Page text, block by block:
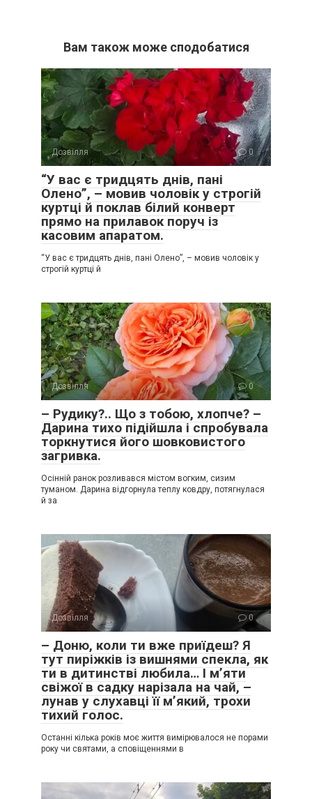
Вам також може сподобатися
Дозвілля 0
“У вас є тридцять днів, пані
Олено”, – мовив чоловік у строгій
куртці й поклав білий конверт
прямо на прилавок поруч із
касовим апаратом.
“У вас є тридцять днів, пані Олено”, – мовив чоловік у
строгій куртці й
Дозвілля 0
– Рудику?.. Що з тобою, хлопче? –
Дарина тихо підійшла і спробувала
торкнутися його шовковистого
загривка.
Осінній ранок розливався містом вогким, сизим
туманом. Дарина відгорнула теплу ковдру, потягнулася
й за
Дозвілля 0
– Доню, коли ти вже приїдеш? Я
тут пиріжків із вишнями спекла, як
ти в дитинстві любила… І м’яти
свіжої в садку нарізала на чай, –
лунав у слухавці її м’який, трохи
тихий голос.
Останні кілька років моє життя вимірювалося не порами
року чи святами, а сповіщеннями в